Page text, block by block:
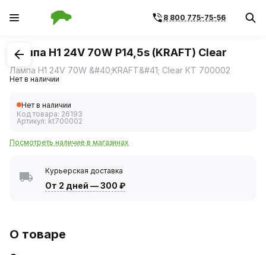
8 800 775-75-56
1/1
Лампа H1 24V 70W P14,5s (KRAFT) Clear
Лампа H1 24V 70W &#40;KRAFT&#41; Clear КТ 700002
Нет в наличии
Нет в наличии
Код товара: 26193
Артикул: kt700002
Посмотреть наличие в магазинах
Курьерская доставка
От 2 дней —300 ₽
О товаре